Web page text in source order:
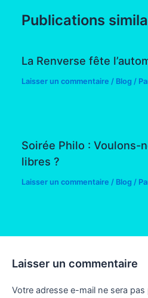
Publications
La Renverse fête
Laisser un commentaire / Blog /
Soirée Philo : Voulons-
libres ?
Laisser un commentaire / Blog /
Laisser un commentaire
Votre adresse e-mail ne sera pas